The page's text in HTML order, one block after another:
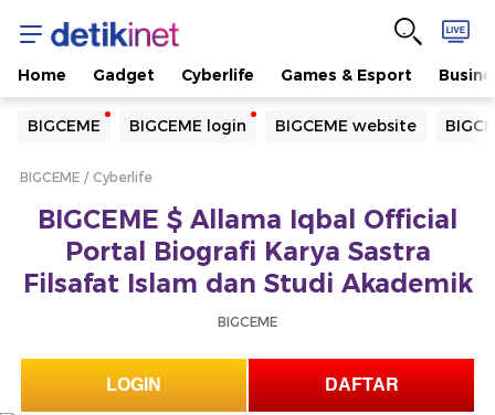
Home Gadget Cyberlife Games & Esport
BIGCEME BIGCEME login BIGCEME website
Yang sedang ramai dicari
Loading...
Loading...
BIGCEME Cyberlife
BIGCEME $ Allama Iqbal Official
Portal Biografi Karya Sastra
Filsafat Islam dan Studi Akademik
BIGCEME
LOGIN DAFTAR